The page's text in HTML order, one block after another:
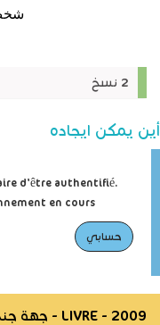
2 نسخ
أين يمكن ايجاده
d'être authentifié.
en cours.
حسابي
LIVRE - 2009 - جهة جندوبة